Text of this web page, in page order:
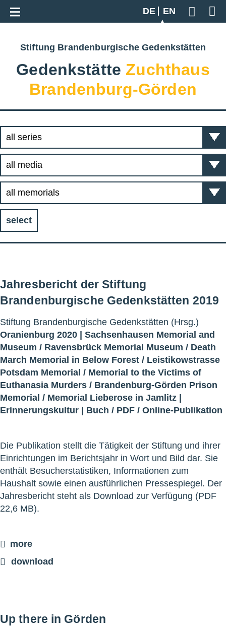
DE
EN
Geben
Go back to overview
Stiftung Brandenburgische Gedenkstätten
Gedenkstätte Zuchthaus
Brandenburg-Görden
select
Jahresbericht der Stiftung
Brandenburgische Gedenkstätten 2019
Stiftung Brandenburgische Gedenkstätten (Hrsg.)
Oranienburg 2020 | Sachsenhausen Memorial and
Museum / Ravensbrück Memorial Museum / Death
March Memorial in Below Forest / Leistikowstrasse
Potsdam Memorial / Memorial to the Victims of
Euthanasia Murders / Brandenburg-Görden Prison
Memorial / Memorial Lieberose in Jamlitz |
Erinnerungskultur | Buch / PDF / Online-Publikation
Die Publikation stellt die Tätigkeit der Stiftung und ihrer
Einrichtungen im Berichtsjahr in Wort und Bild dar. Sie
enthält Besucherstatistiken, Informationen zum
Haushalt sowie einen ausführlichen Pressespiegel. Der
Jahresbericht steht als Download zur Verfügung (PDF
22,6 MB).
more
download
Up there in Görden